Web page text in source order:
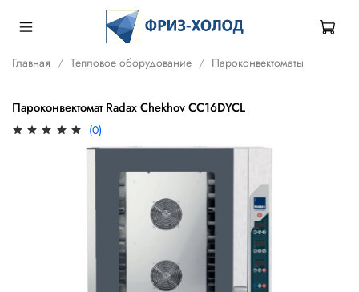
Главная Тепловое оборудование Пароконвектоматы
Пароконвектомат Radax Chekhov CC16DYCL
(0)